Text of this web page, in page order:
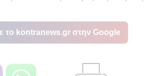
το kontranews.gr στην Google